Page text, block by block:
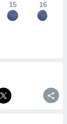
15 16